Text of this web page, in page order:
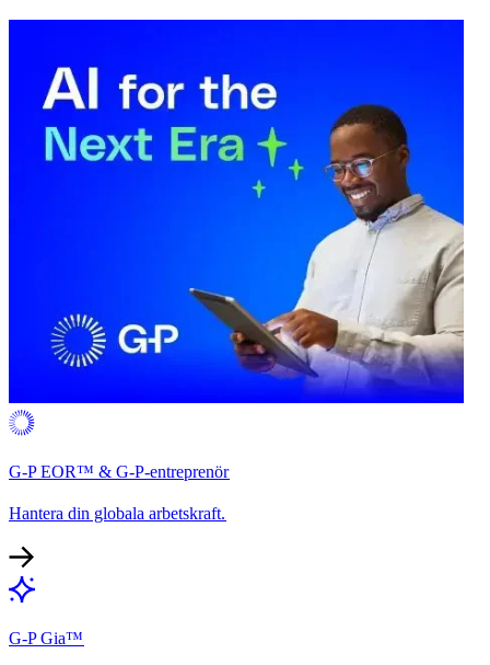
G-P EOR™ & G-P-entreprenör​​
Hantera din globala arbetskraft.​​
G-P Gia™​​